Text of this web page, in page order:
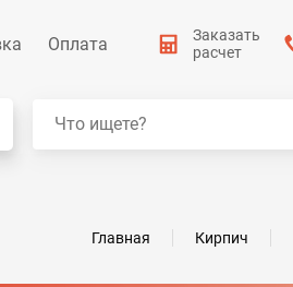
Оплата
Заказать
расчет
Главная Кирпич